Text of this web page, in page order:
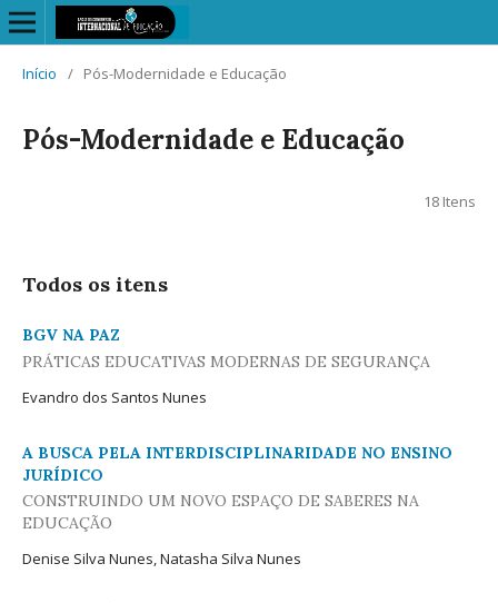
Início / Pós-Modernidade e Educação
Pós-Modernidade e Educação
18 Itens
Todos os itens
BGV NA PAZ
PRÁTICAS EDUCATIVAS MODERNAS DE SEGURANÇA
Evandro dos Santos Nunes
A BUSCA PELA INTERDISCIPLINARIDADE NO ENSINO
JURÍDICO
CONSTRUINDO UM NOVO ESPAÇO DE SABERES NA
EDUCAÇÃO
Denise Silva Nunes, Natasha Silva Nunes